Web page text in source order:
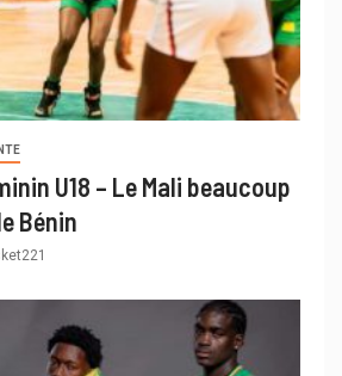
U18 – Le Mali beaucoup
Bénin